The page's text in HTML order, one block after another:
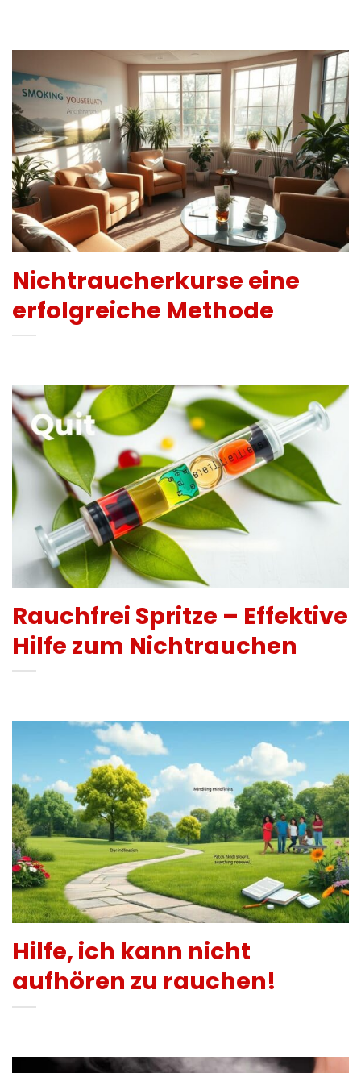
Nichtraucherkurse eine
erfolgreiche Methode
Rauchfrei Spritze – Effektive
Hilfe zum Nichtrauchen
Hilfe, ich kann nicht
aufhören zu rauchen!